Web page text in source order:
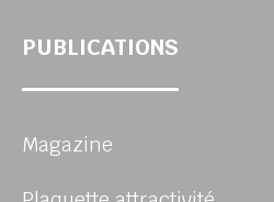
PUBLICATIONS
Magazine